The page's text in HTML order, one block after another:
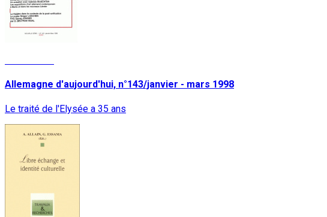
Allemagne d'aujourd'hui, n°143/janvier - mars 1998
Le traité de l'Elysée a 35 ans